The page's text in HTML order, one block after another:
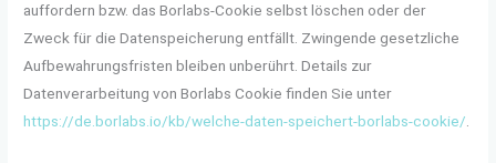
auffordern bzw. das Borlabs-Cookie selbst löschen oder der
Zweck für die Datenspeicherung entfällt. Zwingende gesetzliche
Aufbewahrungsfristen bleiben unberührt. Details zur
Datenverarbeitung von Borlabs Cookie finden Sie unter
https://de.borlabs.io/kb/welche-daten-speichert-borlabs-cookie/.